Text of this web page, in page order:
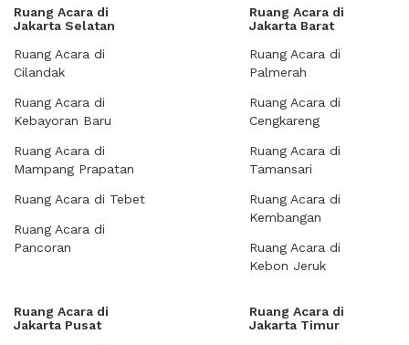
Ruang Acara di
Jakarta Selatan
Ruang Acara di
Cilandak
Ruang Acara di
Kebayoran Baru
Ruang Acara di
Mampang Prapatan
Ruang Acara di Tebet
Ruang Acara di
Pancoran
Ruang Acara di
Jakarta Barat
Ruang Acara di
Palmerah
Ruang Acara di
Cengkareng
Ruang Acara di
Tamansari
Ruang Acara di
Kembangan
Ruang Acara di
Kebon Jeruk
Ruang Acara di
Jakarta Pusat
Ruang Acara di
Jakarta Timur